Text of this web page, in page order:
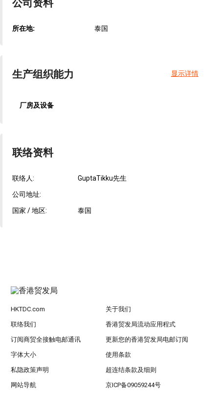
公司资料
所在地: 泰国
生产组织能力 显示详情
厂房及设备
联络资料
联络人: GuptaTikku先生
公司地址:
国家 / 地区: 泰国
HKTDC.com 关于我们
联络我们 香港贸发局流动应用程式
订阅商贸全接触电邮通讯 更新您的香港贸发局电邮订阅
字体大小 使用条款
私隐政策声明 超连结条款及细则
网站导航 京ICP备09059244号